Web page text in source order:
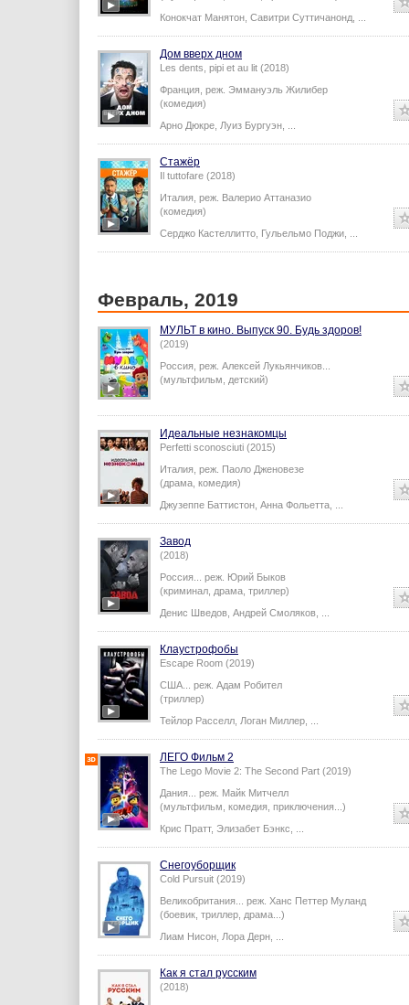
Конокчат Манятон Савитри Суттичанонд
Дом вверх дном
Les dents, pipi et au lit (2018)
Франция, реж. Эммануэль Жилибер
(комедия)
Арно Дюкре Луиз Бургуэн
Стажёр
Il tuttofare (2018)
Италия, реж. Валерио Аттаназио
(комедия)
Серджо Кастеллитто Гульельмо Поджи
Февраль, 2019
МУЛЬТ в кино. Выпуск 90. Будь здоров!
(2019)
Россия, реж. Алексей Лукьянчиков
(мультфильм, детский)
Идеальные незнакомцы
Perfetti sconosciuti (2015)
Италия, реж. Паоло Дженовезе
(драма, комедия)
Джузеппе Баттистон Анна Фольетта
Завод
(2018)
Россия... реж. Юрий Быков
(криминал, драма, триллер)
Денис Шведов Андрей Смоляков
Клаустрофобы
Escape Room (2019)
США... реж. Адам Робител
(триллер)
Тейлор Расселл Логан Миллер
ЛЕГО Фильм 2
The Lego Movie 2: The Second Part (2019)
Дания... реж. Майк Митчелл
(мультфильм, комедия, приключения...)
Крис Пратт, Элизабет Бэнкс
Снегоуборщик
Cold Pursuit (2019)
Великобритания... реж. Ханс Петтер Муланд
(боевик, триллер, драма...)
Лиам Нисон Лора Дерн
Как я стал русским
(2018)